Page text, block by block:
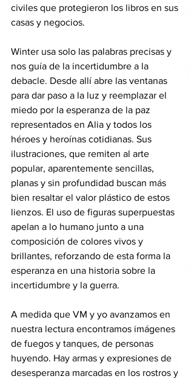
civiles que protegieron los libros en sus
casas y negocios.
Winter usa solo las palabras precisas y
nos guía de la incertidumbre a la
debacle. Desde allí abre las ventanas
para dar paso a la luz y reemplazar el
miedo por la esperanza de la paz
representados en Alia y todos los
héroes y heroínas cotidianas. Sus
ilustraciones, que remiten al arte
popular, aparentemente sencillas,
planas y sin profundidad buscan más
bien resaltar el valor plástico de estos
lienzos. El uso de figuras superpuestas
apelan a lo humano junto a una
composición de colores vivos y
brillantes, reforzando de esta forma la
esperanza en una historia sobre la
incertidumbre y la guerra.
A medida que VM y yo avanzamos en
nuestra lectura encontramos imágenes
de fuegos y tanques, de personas
huyendo. Hay armas y expresiones de
desesperanza marcadas en los rostros y